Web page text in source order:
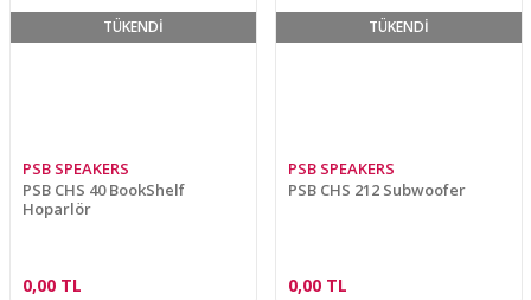
TÜKENDİ
PSB SPEAKERS
PSB CHS 40 BookShelf
Hoparlör
0,00 TL
TÜKENDİ
PSB SPEAKERS
PSB CHS 212 Subwoofer
0,00 TL